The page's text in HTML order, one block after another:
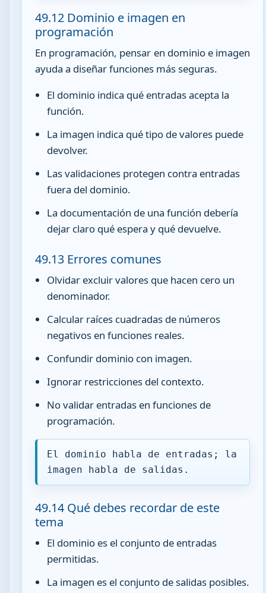
49.12 Dominio e imagen en
programación
En programación, pensar en dominio e imagen
ayuda a diseñar funciones más seguras.
El dominio indica qué entradas acepta la
función.
La imagen indica qué tipo de valores puede
devolver.
Las validaciones protegen contra entradas
fuera del dominio.
La documentación de una función debería
dejar claro qué espera y qué devuelve.
49.13 Errores comunes
Olvidar excluir valores que hacen cero un
denominador.
Calcular raíces cuadradas de números
negativos en funciones reales.
Confundir dominio con imagen.
Ignorar restricciones del contexto.
No validar entradas en funciones de
programación.
El dominio habla de entradas; la
imagen habla de salidas.
49.14 Qué debes recordar de este
tema
El dominio es el conjunto de entradas
permitidas.
La imagen es el conjunto de salidas posibles.